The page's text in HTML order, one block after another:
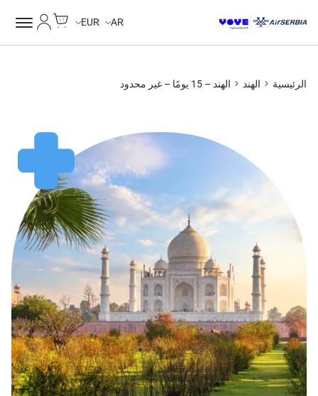
AR
EUR
الرئيسية الهند الهند – 15 يومًا – غير محدود